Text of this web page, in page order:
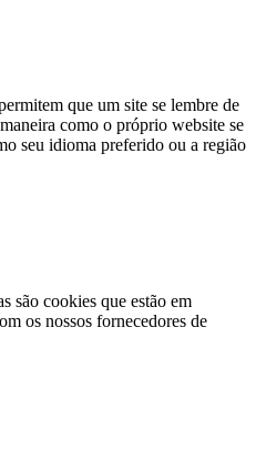
que um site se lembre de
como o próprio website se
seu idioma preferido ou a região
são cookies que estão em
os nossos fornecedores de